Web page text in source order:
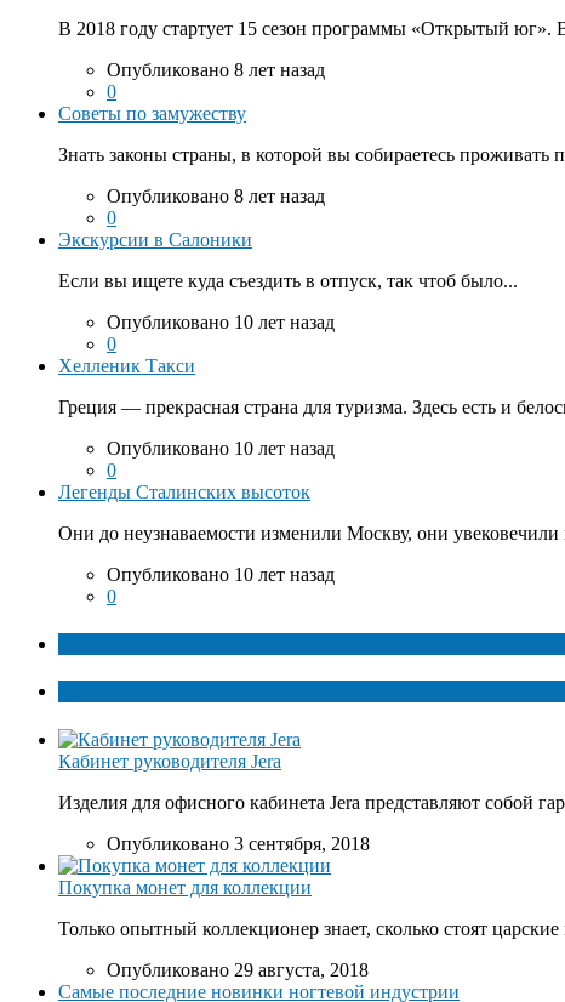
В 2018 году стартует 15 сезон программы «Открытый юг».
Опубликовано 8 лет назад
0
Советы по замужеству
Знать законы страны, в которой вы собираетесь проживать
Опубликовано 8 лет назад
0
Экскурсии в Салоники
Если вы ищете куда съездить в отпуск, так чтоб было...
Опубликовано 10 лет назад
0
Хелленик Такси
Греция — прекрасная страна для туризма. Здесь есть и
Опубликовано 10 лет назад
0
Легенды Сталинских высоток
Они до неузнаваемости изменили Москву, они
Опубликовано 10 лет назад
0
Кабинет руководителя Jera
Изделия для офисного кабинета Jera представляют собой
Опубликовано 3 сентября, 2018
Покупка монет для коллекции
Только опытный коллекционер знает, сколько стоят
Опубликовано 29 августа, 2018
Самые последние новинки ногтевой индустрии